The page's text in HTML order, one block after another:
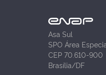
Asa Sul
SPO Área
CEP 70.610-900
Brasília/DF